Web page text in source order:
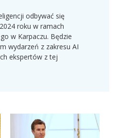
odbywać się
roku w ramach
w Karpaczu. Będzie
wydarzeń z zakresu AI
ekspertów z tej